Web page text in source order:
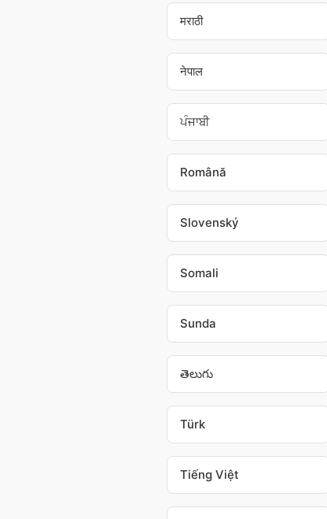
मराठी
नेपाल
ਪੰਜਾਬੀ
Română
Slovenský
Somali
Sunda
తెలుగు
Türk
Tiếng Việt